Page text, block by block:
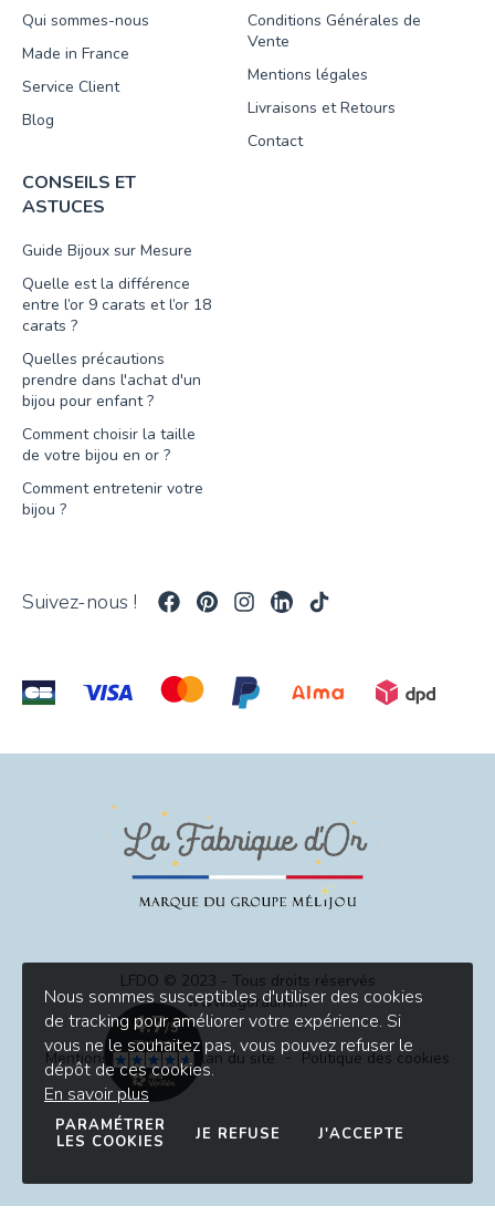
Nous sommes susceptibles d'utiliser des cookies
de tracking pour améliorer votre expérience. Si
vous ne le souhaitez pas, vous pouvez refuser le
dépôt de ces cookies.
En savoir plus
PARAMÉTRER
LES COOKIES
JE REFUSE J'ACCEPTE
Qui sommes-nous
Made in France
Service Client
Blog
Conditions Générales de
Vente
Mentions légales
Livraisons et Retours
Contact
CONSEILS ET
ASTUCES
Guide Bijoux sur Mesure
Quelle est la différence
entre l’or 9 carats et l’or 18
carats ?
Quelles précautions
prendre dans l'achat d'un
bijou pour enfant ?
Comment choisir la taille
de votre bijou en or ?
Comment entretenir votre
bijou ?
Suivez-nous !
LFDO © 2023 - Tous droits réservés
www.agoraline.fr
Mentions légales Plan du site Politique des cookies